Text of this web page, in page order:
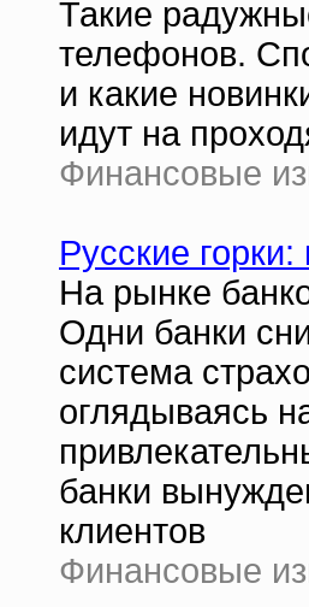
Такие
телефонов.
и какие
идут на
Финансовые
Русские
На рынке
Одни банки
система
оглядываясь
банки
клиентов
Финансовые